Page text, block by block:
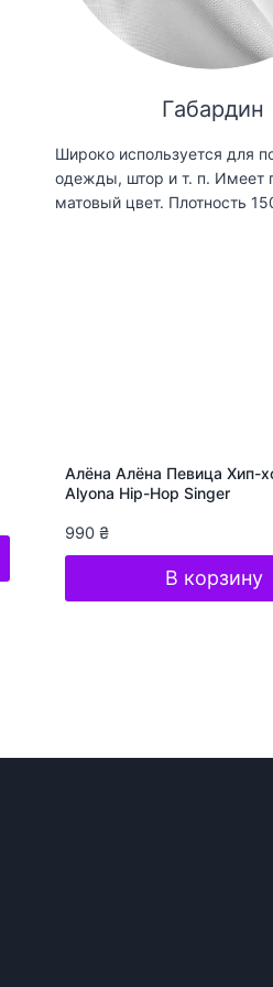
Габардин
Широко используется для
одежды, штор и т. п. Имеет
матовый цвет. Плотность
Алёна Алёна Певица Хип-
Alyona Hip-Hop Singer
990 ₴
В корзину